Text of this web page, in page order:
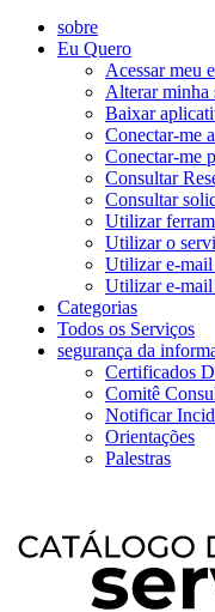
sobre
Eu Quero
Acessar meu
Alterar minha
Baixar
Conectar-me
Conectar-me
Consultar
Consultar
Utilizar
Utilizar o
Utilizar e-mail
Utilizar e-mail
Categorias
Todos os Serviços
segurança da
Certificados
Comitê
Notificar
Orientações
Palestras